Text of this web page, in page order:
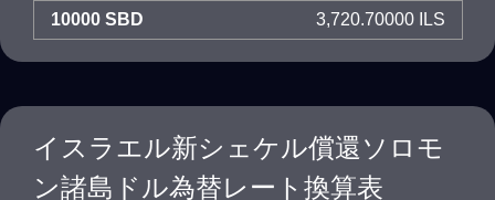
10000 SBD 3,720.70000 ILS
イスラエル新シェケル償還ソロモ
ン諸島ドル為替レート換算表